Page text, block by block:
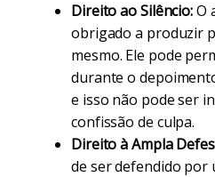
Direito ao Silêncio:O
obrigado a produzir
mesmo. Ele pode
durante o
e isso não pode ser
confissão de culpa.
Direito à Ampla
de ser defendido por